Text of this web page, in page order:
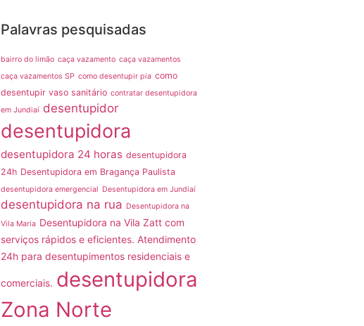
Palavras pesquisadas
bairro do limão caça vazamento caça vazamentos
caça vazamentos SP como desentupir pia como
desentupir vaso sanitário contratar desentupidora
em Jundiaí desentupidor
desentupidora
desentupidora 24 horas desentupidora
24h Desentupidora em Bragança Paulista
desentupidora emergencial Desentupidora em Jundiaí
desentupidora na rua Desentupidora na
Vila Maria Desentupidora na Vila Zatt com
serviços rápidos e eficientes. Atendimento
24h para desentupimentos residenciais e
comerciais. desentupidora
Zona Norte